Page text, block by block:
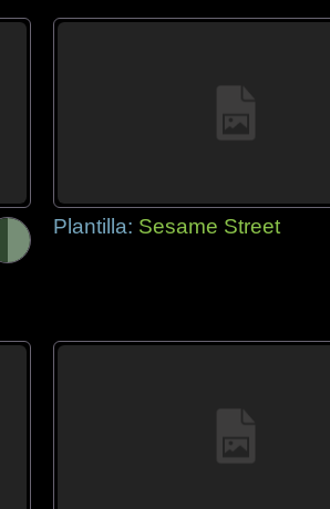
Plantilla: Sesame Street